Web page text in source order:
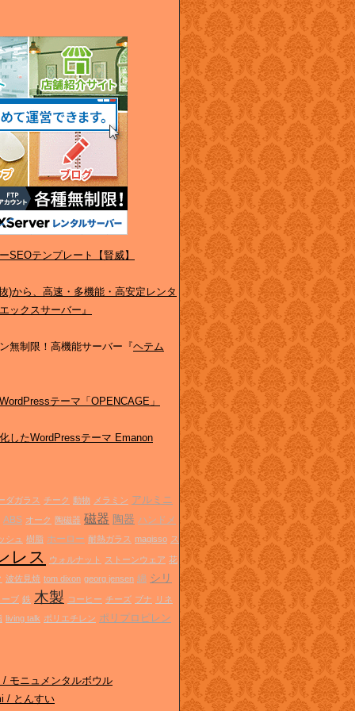
SEOテンプレート【賢威】
)から、高速・多機能・高安定レンタ
ックスサーバー』
無制限！高機能サーバー『ヘテム
テーマ「OPENCAGE」
したWordPressテーマ Emanon
ダガラス チーク 動物 メラミン アルミニ
ABS オーク 陶磁器 磁器 陶器 ハンドメ
シュ 樹脂 ホーロー 耐熱ガラス magisso ス
レス ウォルナット ストーンウェア 花
波佐見焼 tom dixon georg jensen 綿 シリ
ーブ 鉄 木製 コーヒー チーズ ブナ リネ
living talk ポリエチレン ポリプロピレン
モニュメンタルボウル
/ とんすい